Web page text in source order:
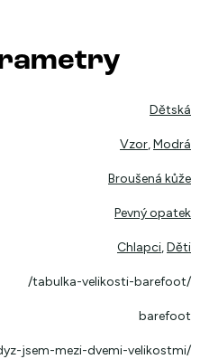
Dětská
Vzor,Modrá
Broušená kůže
Pevný opatek
Chlapci,Děti
/tabulka-velikosti-barefoot/
barefoot
jsem-mezi-dvemi-velikostmi/